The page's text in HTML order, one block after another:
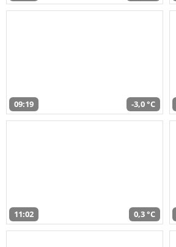
09:19 -3,0 °C
11:02 0,3 °C